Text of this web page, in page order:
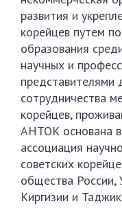
развития и
корейцев путем
образования
научных и
представителями
сотрудничества
корейцев,
АНТОК основана
ассоциация
советских
общества России,
Киргизии и